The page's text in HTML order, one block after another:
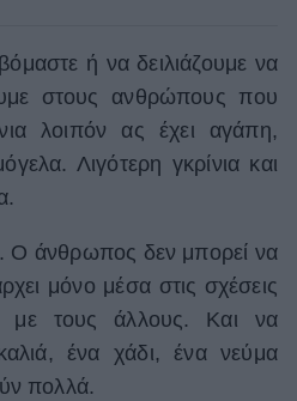
ή να δειλιάζουμε να
στους ανθρώπους που
λοιπόν ας έχει αγάπη,
Λιγότερη γκρίνια και
Ο άνθρωπος δεν μπορεί να
μόνο μέσα στις σχέσεις
με τους άλλους. Και να
ένα χάδι, ένα νεύμα
πολλά.